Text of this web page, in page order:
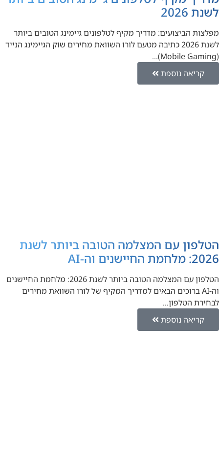
לשנת 2026
מפלצות הביצועים: מדריך מקיף לטלפונים גיימינג הטובים ביותר
לשנת 2026 כתיבה מטעם לורו השוואת מחירים שוק הגיימינג הנייד
(Mobile Gaming)…
קריאה נוספת
הטלפון עם המצלמה הטובה ביותר לשנת
2026: מלחמת החיישנים וה-AI
הטלפון עם המצלמה הטובה ביותר לשנת 2026: מלחמת החיישנים
וה-AI ברוכים הבאים למדריך המקיף של לורו השוואת מחירים
לבחירת הטלפון…
קריאה נוספת